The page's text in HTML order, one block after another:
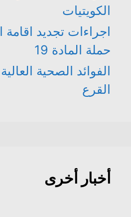
الكويتيات
اجراءات تجديد اقامة
حملة المادة 19
الفوائد الصحية
القرع
أخبار أخرى